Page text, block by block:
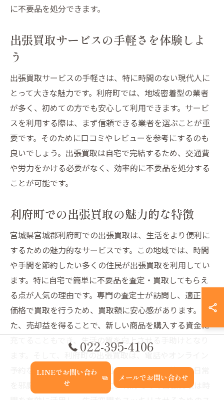
に不要品を処分できます。
出張買取サービスの手軽さを体験しよ
う
出張買取サービスの手軽さは、特に時間のない現代人に
とって大きな魅力です。利府町では、地域密着型の業者
が多く、初めての方でも安心して利用できます。サービ
スを利用する際は、まず信頼できる業者を選ぶことが重
要です。そのために口コミやレビューを参考にするのも
良いでしょう。出張買取は自宅で完結するため、交通費
や労力をかける必要がなく、効率的に不要品を処分する
ことが可能です。
利府町での出張買取の魅力的な特徴
宮城県宮城郡利府町での出張買取は、生活をより便利に
するための魅力的なサービスです。この地域では、時間
や手間を節約したい多くの住民が出張買取を利用してい
ます。特に自宅で簡単に不要品を査定・買取してもらえ
る点が人気の理由です。専門の査定士が訪問し、適正な
価格で買取を行うため、買取額に安心感があります。ま
た、売却益を得ることで、新しい商品を購入する資金に
充てることもでき、生活の質を向上させる手助けとなり
ます。そして、利府町の出張買取は、電話やオンライン
予約などの簡単な手続きで利用できるので、忙しい日常
を邪魔しません。このように、利府町での出張買取は時
022-395-4106
LINEでお問い合わ
せ
メールでお問い合わせ